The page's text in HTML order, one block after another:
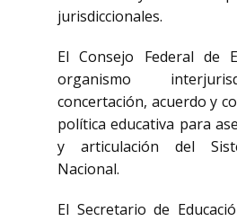
jurisdiccionales.
El Consejo Federal de
organismo
concertación, acuerdo y
política educativa para
y articulación del
Nacional.
El Secretario de